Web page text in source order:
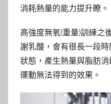
消耗熱量的能力提升瞭。
高強度無氧(重量)訓練之
謝乳酸，會有很長一段
狀態，產生熱量與脂肪
運動無法得到的效果。